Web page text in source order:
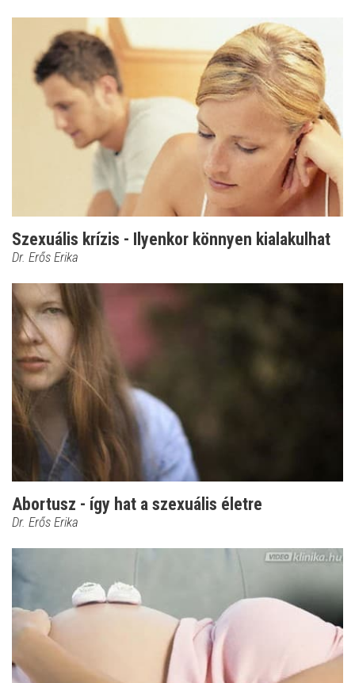
Szexuális krízis - Ilyenkor könnyen kialakulhat
Dr. Erős Erika
Abortusz - így hat a szexuális életre
Dr. Erős Erika